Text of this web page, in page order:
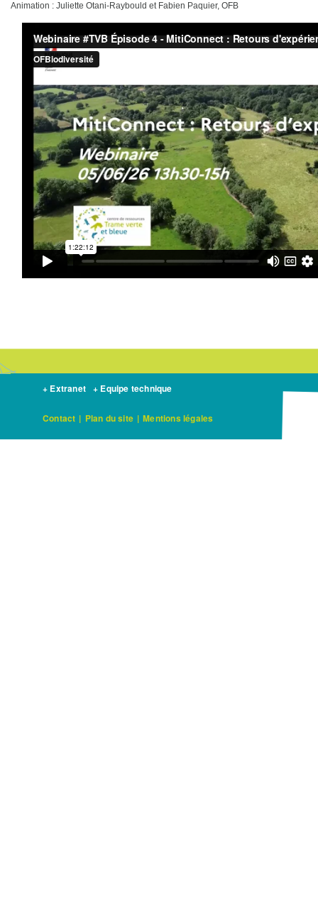
Animation : Juliette Otani-Raybould et Fabien Paquier, OFB
+ Extranet + Equipe technique
Contact | Plan du site | Mentions légales